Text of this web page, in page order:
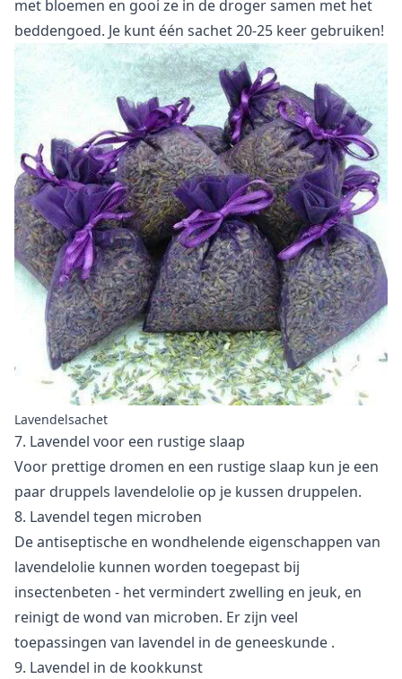
met bloemen en gooi ze in de droger samen met het
beddengoed. Je kunt één sachet 20-25 keer gebruiken!
Lavendelsachet
7. Lavendel voor een rustige slaap
Voor prettige dromen en een rustige slaap kun je een
paar druppels lavendelolie op je kussen druppelen.
8. Lavendel tegen microben
De antiseptische en wondhelende eigenschappen van
lavendelolie kunnen worden toegepast bij
insectenbeten - het vermindert zwelling en jeuk, en
reinigt de wond van microben. Er zijn veel
toepassingen van lavendel in de geneeskunde .
9. Lavendel in de kookkunst